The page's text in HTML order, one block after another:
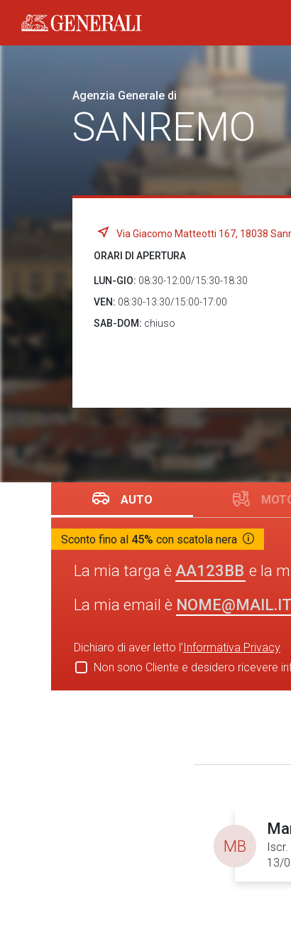
Generali logo
Agenzia Generale di
SANREMO
Via Giacomo Matteotti 167, 18038
ORARI DI APERTURA
LUN-GIO: 08:30-12:00/15:30-18:30
VEN: 08:30-13:30/15:00-17:00
SAB-DOM: chiuso
AUTO
Sconto fino al 45% con scatola nera
La mia targa è e la
La mia email è
Dichiaro di aver letto l'Informativa Privacy
Non sono Cliente e desidero ricevere
13/
MB